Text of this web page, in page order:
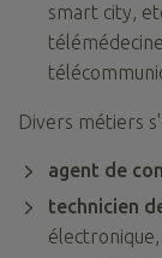
smart city,
Divers métiers
agent de
technicien
électronique,